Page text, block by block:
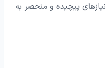
پیچیده و منحصر به